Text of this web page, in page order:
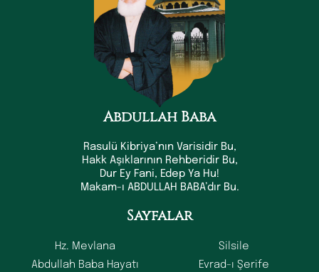
Abdullah Baba
Rasulü Kibriya’nın Varisidir Bu,
Hakk Aşıklarının Rehberidir Bu,
Dur Ey Fani, Edep Ya Hu!
Makam-ı ABDULLAH BABA’dır Bu.
Sayfalar
Hz. Mevlana
Abdullah Baba Hayatı
Silsile
Evrad-ı Şerife